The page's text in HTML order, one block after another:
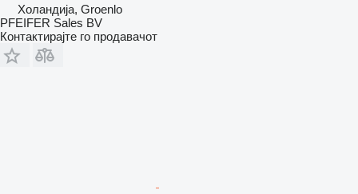
Холандија, Groenlo
PFEIFER Sales BV
Контактирајте го продавачот